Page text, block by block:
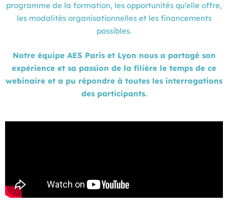
programme de la formation, les opportunités qu’elle offre,
les modalités organisationnelles et les financements
possibles.
Notre équipe AES Paris et Lyon nous a partagé son
expérience et sa passion de la filière le temps de ce
webinaire et a pu répondre à toutes les interrogations
des participants.